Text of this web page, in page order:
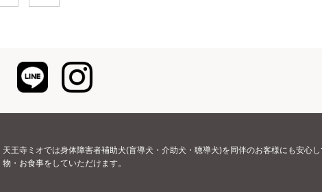
天王寺ミオでは身体障害者補助犬(盲導犬・介助犬・聴導犬)を同伴のお客様にも安心し
物・お食事をしていただけます。